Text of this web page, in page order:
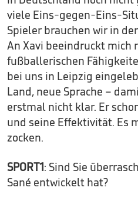
viele Eins-gegen-Eins-
Spieler brauchen wir in
An Xavi beeindruckt mich
fußballerischen
bei uns in Leipzig
Land, neue Sprache –
erstmal nicht klar. Er
und seine Effektivität. Es
zocken.
SPORT1: Sind Sie
Sané entwickelt hat?